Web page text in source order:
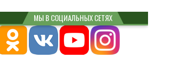
МЫ В СОЦИАЛЬНЫХ СЕТЯХ